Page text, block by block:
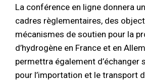
La conférence en ligne donnera
cadres règlementaires, des
mécanismes de soutien pour la
d’hydrogène en France et en
permettra également d’échanger
pour l’importation et le transport